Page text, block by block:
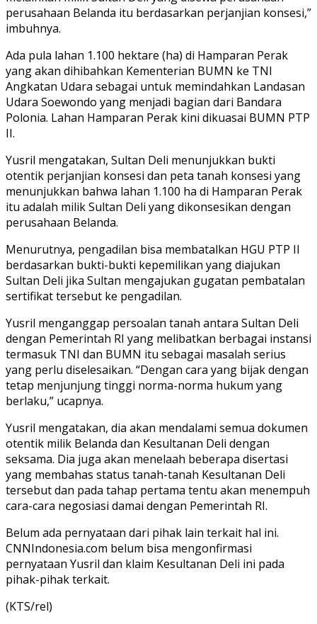
perusahaan Belanda itu berdasarkan perjanjian konsesi,”
imbuhnya.
Ada pula lahan 1.100 hektare (ha) di Hamparan Perak
yang akan dihibahkan Kementerian BUMN ke TNI
Angkatan Udara sebagai untuk memindahkan Landasan
Udara Soewondo yang menjadi bagian dari Bandara
Polonia. Lahan Hamparan Perak kini dikuasai BUMN PTP
II.
Yusril mengatakan, Sultan Deli menunjukkan bukti
otentik perjanjian konsesi dan peta tanah konsesi yang
menunjukkan bahwa lahan 1.100 ha di Hamparan Perak
itu adalah milik Sultan Deli yang dikonsesikan dengan
perusahaan Belanda.
Menurutnya, pengadilan bisa membatalkan HGU PTP II
berdasarkan bukti-bukti kepemilikan yang diajukan
Sultan Deli jika Sultan mengajukan gugatan pembatalan
sertifikat tersebut ke pengadilan.
Yusril menganggap persoalan tanah antara Sultan Deli
dengan Pemerintah RI yang melibatkan berbagai instansi
termasuk TNI dan BUMN itu sebagai masalah serius
yang perlu diselesaikan. “Dengan cara yang bijak dengan
tetap menjunjung tinggi norma-norma hukum yang
berlaku,” ucapnya.
Yusril mengatakan, dia akan mendalami semua dokumen
otentik milik Belanda dan Kesultanan Deli dengan
seksama. Dia juga akan menelaah beberapa disertasi
yang membahas status tanah-tanah Kesultanan Deli
tersebut dan pada tahap pertama tentu akan menempuh
cara-cara negosiasi damai dengan Pemerintah RI.
Belum ada pernyataan dari pihak lain terkait hal ini.
CNNIndonesia.com belum bisa mengonfirmasi
pernyataan Yusril dan klaim Kesultanan Deli ini pada
pihak-pihak terkait.
(KTS/rel)